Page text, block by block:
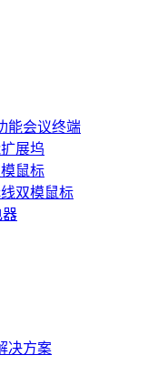
能会议终端
展坞
鼠标
双模鼠标
器
决方案